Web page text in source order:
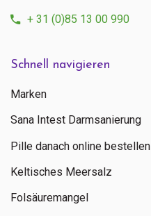
Schnell navigieren
Marken
Sana Intest Darmsanierung
Pille danach online bestellen
Keltisches Meersalz
Folsäuremangel
+ 31 (0)85 13 00 990